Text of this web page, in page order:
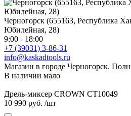
Черногорск (655163, Республика
Юбилейная, 28)
9:00 - 18:00
+7 (39031) 3-86-31
info@kaskadtools.ru
Магазин в городе Черногорск.
В наличии мало
Дрель-миксер CROWN CT10049
10 990 руб. /шт